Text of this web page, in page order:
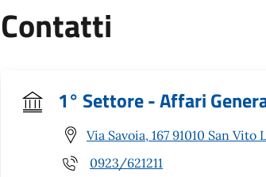
Contatti
1° Settore - Affari
Via Savoia, 167 91010 San Vito
0923/621211